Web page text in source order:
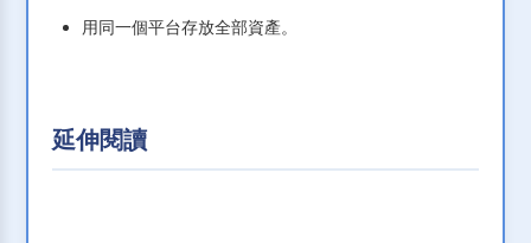
用同一個平台存放全部資產。
延伸閱讀